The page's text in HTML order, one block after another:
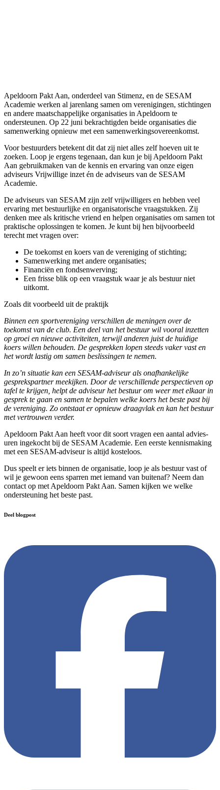
Apeldoorn Pakt Aan, onderdeel van Stimenz, en de SESAM
Academie werken al jarenlang samen om verenigingen, stichtingen
en andere maatschappelijke organisaties in Apeldoorn te
ondersteunen. Op 22 juni bekrachtigden beide organisaties die
samenwerking opnieuw met een samenwerkingsovereenkomst.
Voor bestuurders betekent dit dat zij niet alles zelf hoeven uit te
zoeken. Loop je ergens tegenaan, dan kun je bij Apeldoorn Pakt
Aan gebruikmaken van de kennis en ervaring van onze eigen
adviseurs Vrijwillige inzet én de adviseurs van de SESAM
Academie.
De adviseurs van SESAM zijn zelf vrijwilligers en hebben veel
ervaring met bestuurlijke en organisatorische vraagstukken. Zij
denken mee als kritische vriend en helpen organisaties om samen tot
praktische oplossingen te komen. Je kunt bij hen bijvoorbeeld
terecht met vragen over:
De toekomst en koers van de vereniging of stichting;
Samenwerking met andere organisaties;
Financiën en fondsenwerving;
Een frisse blik op een vraagstuk waar je als bestuur niet
uitkomt.
Zoals dit voorbeeld uit de praktijk
Binnen een sportvereniging verschillen de meningen over de
toekomst van de club. Een deel van het bestuur wil vooral inzetten
op groei en nieuwe activiteiten, terwijl anderen juist de huidige
koers willen behouden. De gesprekken lopen steeds vaker vast en
het wordt lastig om samen beslissingen te nemen.
In zo’n situatie kan een SESAM-adviseur als onafhankelijke
gesprekspartner meekijken. Door de verschillende perspectieven op
tafel te krijgen, helpt de adviseur het bestuur om weer met elkaar in
gesprek te gaan en samen te bepalen welke koers het beste past bij
de vereniging. Zo ontstaat er opnieuw draagvlak en kan het bestuur
met vertrouwen verder.
Apeldoorn Pakt Aan heeft voor dit soort vragen een aantal advies-
uren ingekocht bij de SESAM Academie. Een eerste kennismaking
met een SESAM-adviseur is altijd kosteloos.
Dus speelt er iets binnen de organisatie, loop je als bestuur vast of
wil je gewoon eens sparren met iemand van buitenaf? Neem dan
contact op met Apeldoorn Pakt Aan. Samen kijken we welke
ondersteuning het beste past.
Deel blogpost